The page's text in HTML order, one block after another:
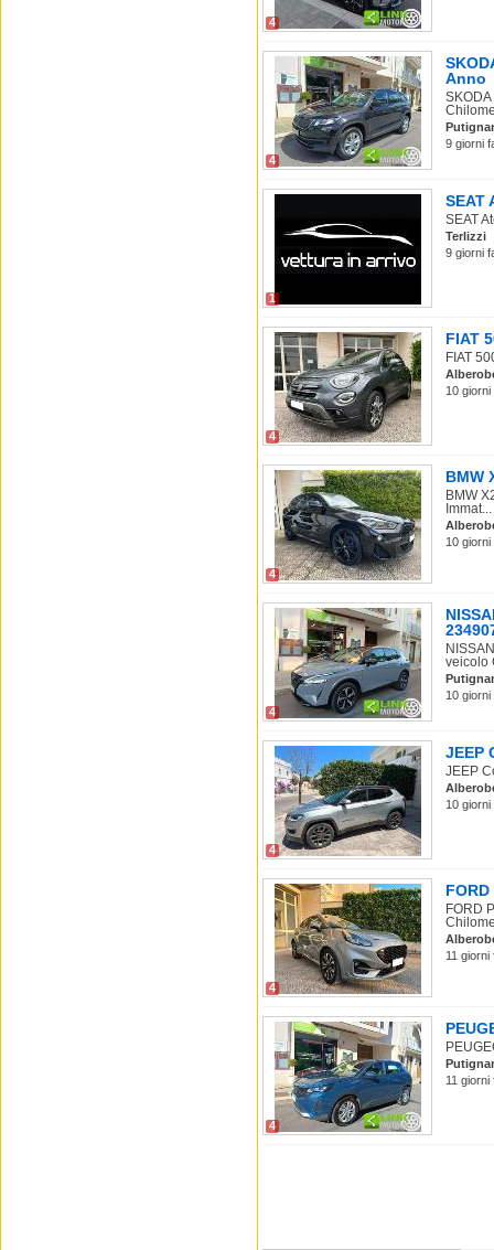
4
4
Anno
9 giorni
1
SEAT
SEAT
Terlizzi
9 giorni
4
FIAT
FIAT
10
4
BMW
BMW
Immat...
10
4
veicolo
10
4
JEEP
JEEP
10
4
FORD
11
4
11